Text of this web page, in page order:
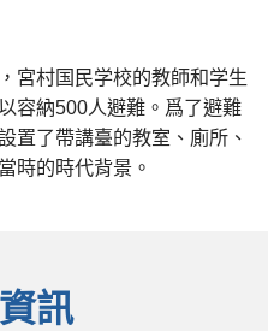
宮村国民学校的教師和学生
容納500人避難。爲了避難
置了帶講臺的教室、廁所、
時的時代背景。
訊